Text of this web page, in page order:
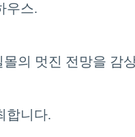
우스.
의 멋진 전망을 감
합니다.